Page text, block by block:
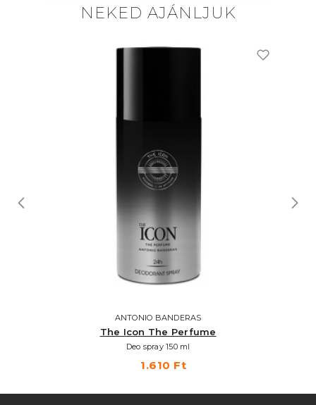
NEKED AJÁNLJUK
ANTONIO BANDERAS
The Icon The Perfume
Deo spray 150 ml
1.610 Ft